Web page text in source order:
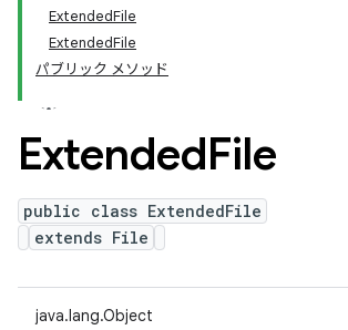
ExtendedFile
ExtendedFile
パブリック メソッド
ExtendedFile
public class ExtendedFile
extends File
java.lang.Object